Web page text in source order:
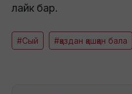
лайк бар.
#Сый #қаздан қашқан бала